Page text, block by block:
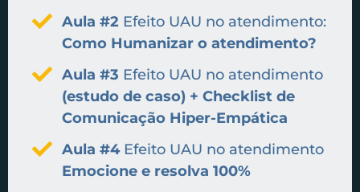
Aula #2 Efeito UAU no atendimento:
Como Humanizar o atendimento?
Aula #3 Efeito UAU no atendimento
(estudo de caso) + Checklist de
Comunicação Hiper-Empática
Aula #4Efeito UAU no atendimento
Emocione e resolva 100%